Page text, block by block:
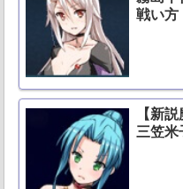
戦い方
【新
三笠米